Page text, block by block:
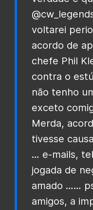
voltarei
acordo de
chefe Phil
contra o
não tenho
exceto
Merda,
tivesse
… e-mails,
jogada de
amado ……
amigos, a